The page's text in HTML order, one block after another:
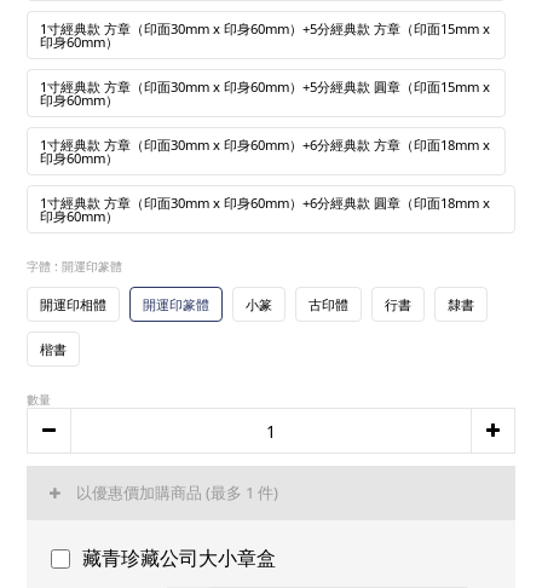
1寸經典款 方章（印面30mm x 印身60mm）+5分經典款 方章（印面15mm x
印身60mm）
1寸經典款 方章（印面30mm x 印身60mm）+5分經典款 圓章（印面15mm x
印身60mm）
1寸經典款 方章（印面30mm x 印身60mm）+6分經典款 方章（印面18mm x
印身60mm）
1寸經典款 方章（印面30mm x 印身60mm）+6分經典款 圓章（印面18mm x
印身60mm）
字體 : 開運印篆體
開運印相體 開運印篆體 小篆 古印體 行書 隸書
楷書
數量
以優惠價加購商品 (最多 1 件)
藏青珍藏公司大小章盒